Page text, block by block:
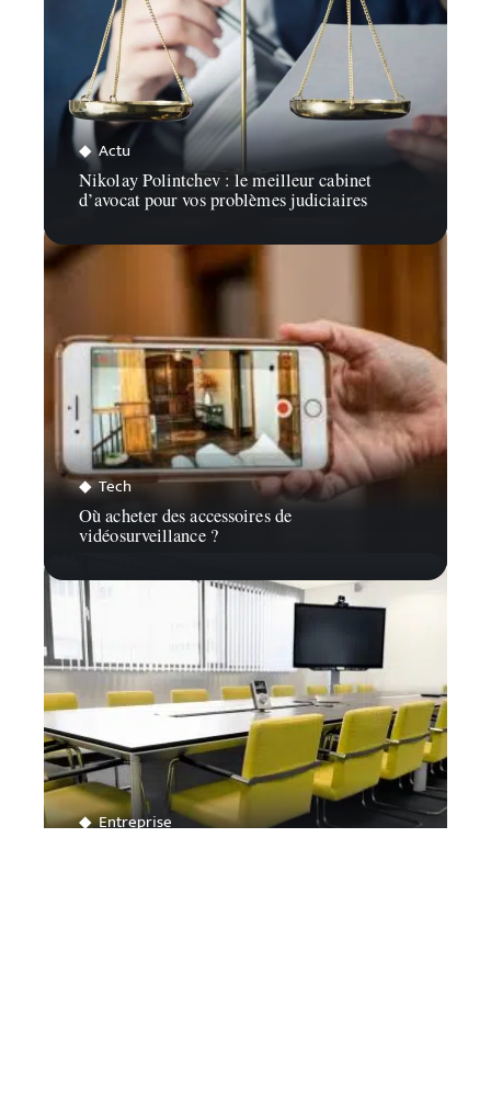
Actu
Nikolay Polintchev : le meilleur cabinet
d’avocat pour vos problèmes judiciaires
Tech
Où acheter des accessoires de
vidéosurveillance ?
Entreprise